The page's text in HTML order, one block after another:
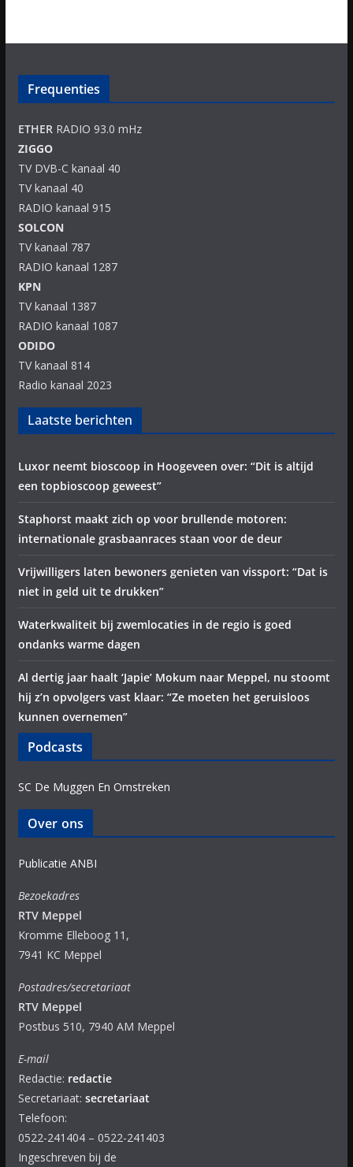
Frequenties
ETHERRADIO 93.0 mHz
ZIGGO
TV DVB-C kanaal 40
TV kanaal 40
RADIO kanaal 915
SOLCON
TV kanaal 787
RADIO kanaal 1287
KPN
TV kanaal 1387
RADIO kanaal 1087
ODIDO
TV kanaal 814
Radio kanaal 2023
Laatste berichten
Luxor neemt bioscoop in Hoogeveen over: “Dit is altijd
een topbioscoop geweest”
Staphorst maakt zich op voor brullende motoren:
internationale grasbaanraces staan voor de deur
Vrijwilligers laten bewoners genieten van vissport: “Dat is
niet in geld uit te drukken”
Waterkwaliteit bij zwemlocaties in de regio is goed
ondanks warme dagen
Al dertig jaar haalt ‘Japie’ Mokum naar Meppel, nu stoomt
hij z’n opvolgers vast klaar: “Ze moeten het geruisloos
kunnen overnemen”
Podcasts
SC De Muggen En Omstreken
Over ons
Publicatie ANBI
Bezoekadres
RTV Meppel
Kromme Elleboog 11,
7941 KC Meppel
Postadres/secretariaat
RTV Meppel
Postbus 510, 7940 AM Meppel
E-mail
Redactie: redactie
Secretariaat: secretariaat
Telefoon:
0522-241404 – 0522-241403
Ingeschreven bij de